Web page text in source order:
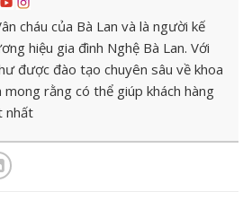
cháu của Bà Lan và là người kế
hiệu gia đình Nghệ Bà Lan. Với
được đào tạo chuyên sâu về khoa
rằng có thể giúp khách hàng
nhất